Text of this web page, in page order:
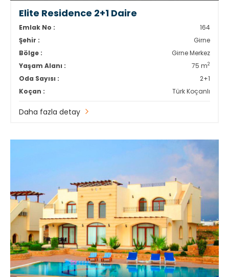
Elite Residence 2+1 Daire
Emlak No :
164
Şehir :
Girne
Bölge :
Girne Merkez
Yaşam Alanı :
75 m2
Oda Sayısı :
2+1
Koçan :
Türk Koçanlı
Daha fazla detay